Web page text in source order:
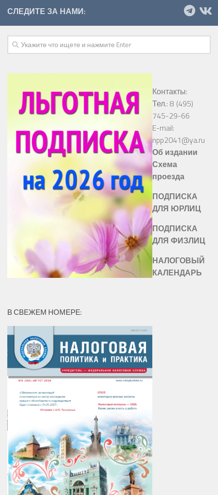
СЛЕДИТЕ ЗА НАМИ:
Контакты:
Тел.: 8 (495)
745-29-66
E-mail:
npp2041@ya.ru
Об издании
Схема
проезда
ПОДПИСКА
ДЛЯ ЮРЛИЦ
ПОДПИСКА
ДЛЯ ФИЗЛИЦ
НАЛОГОВЫЙ
КАЛЕНДАРЬ
В СВЕЖЕМ НОМЕРЕ: